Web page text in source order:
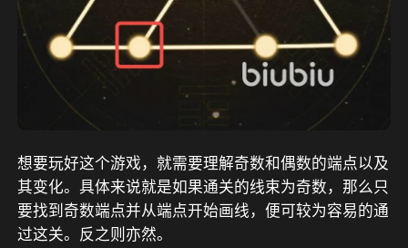
想要玩好这个游戏，就需要理解奇数和偶数的端点以及
其变化。具体来说就是如果通关的线束为奇数，那么只
要找到奇数端点并从端点开始画线，便可较为容易的通
过这关。反之则亦然。